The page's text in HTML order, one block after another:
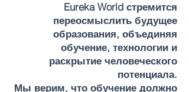
Eureka World стремится
переосмыслить будущее
образования, объединяя
обучение, технологии и
раскрытие человеческого
потенциала.
Мы верим, что обучение должно